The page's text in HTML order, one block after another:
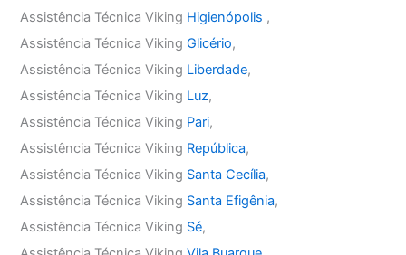
Assistência Técnica Viking Higienópolis ,
Assistência Técnica VikingGlicério,
Assistência Técnica Viking Liberdade,
Assistência Técnica Viking Luz,
Assistência Técnica Viking Pari,
Assistência Técnica Viking República,
Assistência Técnica Viking Santa Cecília,
Assistência Técnica Viking Santa Efigênia,
Assistência Técnica Viking Sé,